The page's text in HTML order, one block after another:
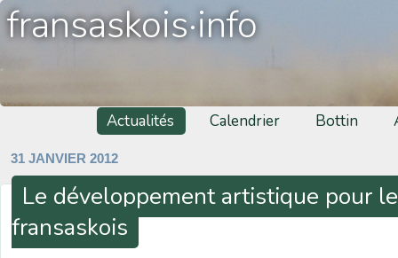
fransaskois·info
Actualités Calendrier Bottin
31 JANVIER 2012
Le développement artistique pour
fransaskois